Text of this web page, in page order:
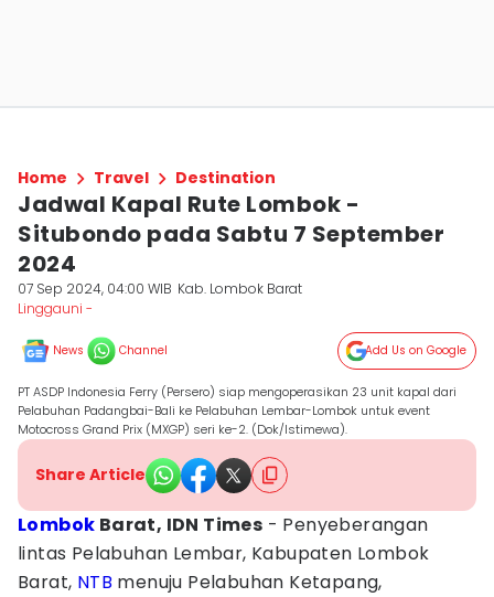
Home Travel Destination
Jadwal Kapal Rute Lombok -
Situbondo pada Sabtu 7 September
2024
07 Sep 2024, 04:00 WIB Kab. Lombok Barat
Linggauni -
News Channel Add Us on Google
PT ASDP Indonesia Ferry (Persero) siap mengoperasikan 23 unit kapal dari
Pelabuhan Padangbai-Bali ke Pelabuhan Lembar-Lombok untuk event
Motocross Grand Prix (MXGP) seri ke-2. (Dok/Istimewa).
Share Article
Lombok Barat, IDN Times - Penyeberangan
lintas Pelabuhan Lembar, Kabupaten Lombok
Barat, NTB menuju Pelabuhan Ketapang,